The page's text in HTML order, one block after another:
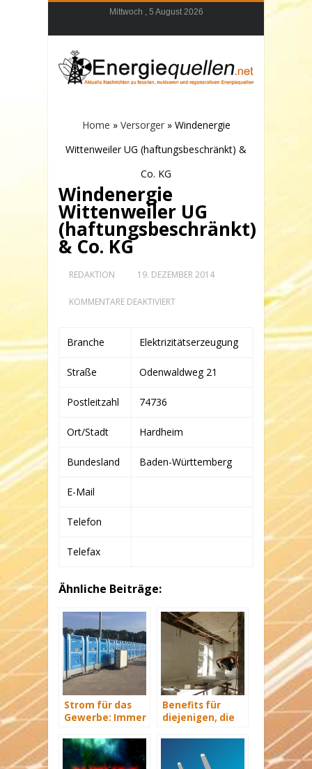
Mittwoch , 5 August 2026
Home » Versorger» Windenergie
Wittenweiler UG (haftungsbeschränkt) &
Co. KG
Windenergie
Wittenweiler UG
(haftungsbeschränkt)
& Co. KG
REDAKTION 19. DEZEMBER 2014
KOMMENTARE DEAKTIVIERTFÜR
(HAFTUNGSBESCHRÄNKT)
CO.
KG
Branche Elektrizitätserzeugung
Straße Odenwaldweg 21
Postleitzahl 74736
Ort/Stadt Hardheim
Bundesland Baden-Württemberg
E-Mail
Telefon
Telefax
Ähnliche Beiträge:
Strom für das
Gewerbe: Immer
versorgt
Benefits für
diejenigen, die
sanieren